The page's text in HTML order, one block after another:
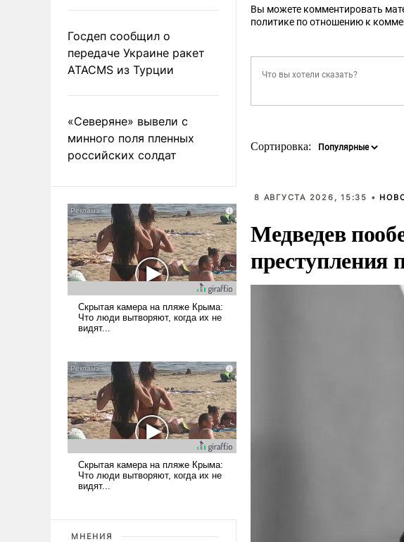
Госдеп сообщил о
передаче Украине ракет
ATACMS из Турции
«Северяне» вывели с
минного поля пленных
российских солдат
МНЕНИЯ
Вы можете комментировать
политике по отношению к
Сортировка:
8 АВГУСТА 2026, 15:35 •
Медведев
преступления